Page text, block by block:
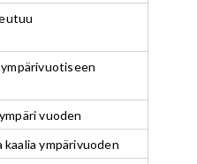
vuoden
ympärivuoden